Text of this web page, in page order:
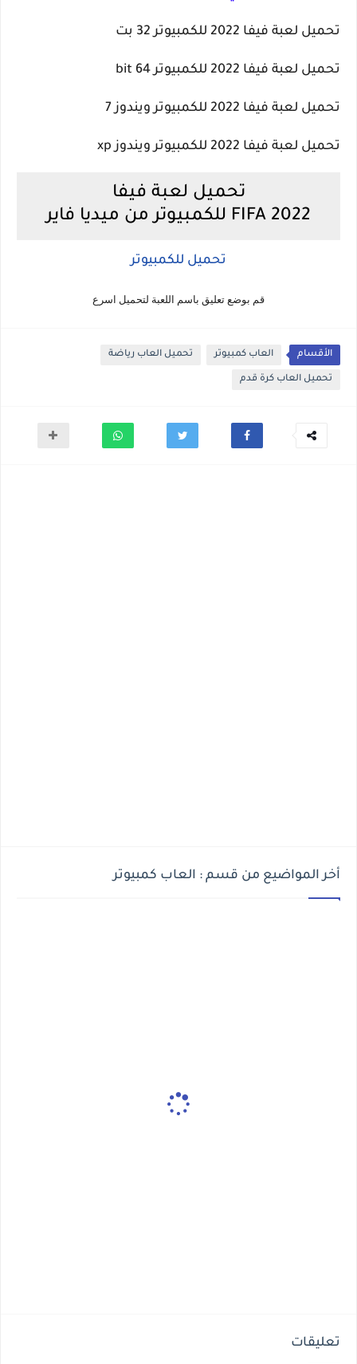
تحميل لعبة فيفا 2022 للكمبيوتر 32 بت
تحميل لعبة فيفا 2022 للكمبيوتر 64 bit
تحميل لعبة فيفا 2022 للكمبيوتر ويندوز 7
تحميل لعبة فيفا 2022 للكمبيوتر ويندوز xp
تحميل لعبة فيفا
2022 FIFA للكمبيوتر من ميديا فاير
تحميل للكمبيوتر
قم بوضع تعليق باسم اللعبة لتحميل اسرع
الأقسام العاب كمبيوتر تحميل العاب رياضة
تحميل العاب كرة قدم
أخر المواضيع من قسم : العاب كمبيوتر
تعليقات